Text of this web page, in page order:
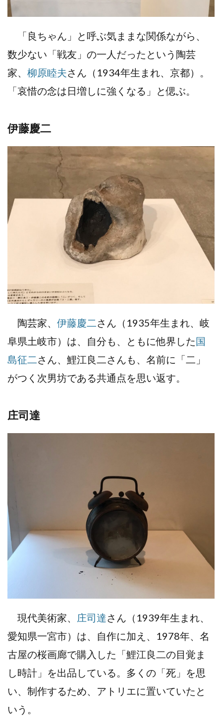
「良ちゃん」と呼ぶ気ままな関係ながら、
数少ない「戦友」の一人だったという陶芸
家、 柳原睦夫さん（1934年生まれ、京都）。
「哀惜の念は日増しに強くなる」と偲ぶ。
伊藤慶二
陶芸家、 伊藤慶二さん（1935年生まれ、岐
阜県土岐市）は、自分も、ともに他界した国
島征二さん、鯉江良二さんも、名前に「二」
がつく次男坊である共通点を思い返す。
庄司達
現代美術家、 庄司達さん（1939年生まれ、
愛知県一宮市）は、自作に加え、1978年、名
古屋の桜画廊で購入した「鯉江良二の目覚ま
し時計」を出品している。多くの「死」を思
い、制作するため、アトリエに置いていたと
いう。